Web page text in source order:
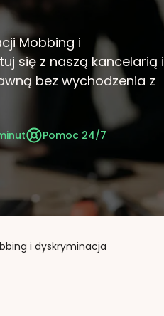
Mobbing i
się z naszą kancelarią i
bez wychodzenia z
Pomoc 24/7
i dyskryminacja